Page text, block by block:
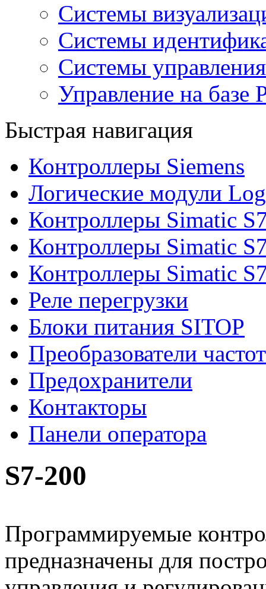
Системы
Системы
Системы
Управление на базе
Быстрая навигация
Контроллеры Siemens
Логические модули
Контроллеры Simatic
Контроллеры Simatic
Контроллеры Simatic
Реле перегрузки
Блоки питания SITOP
Преобразователи
Предохранители
Контакторы
Панели оператора
S7-200
Программируемые
предназначены для